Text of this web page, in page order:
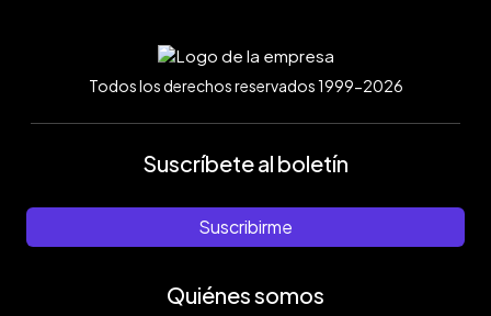
Todos los derechos reservados 1999-2026
Suscríbete al boletín
Suscribirme
Quiénes somos